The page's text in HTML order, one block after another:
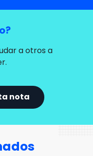
a otros a
nota